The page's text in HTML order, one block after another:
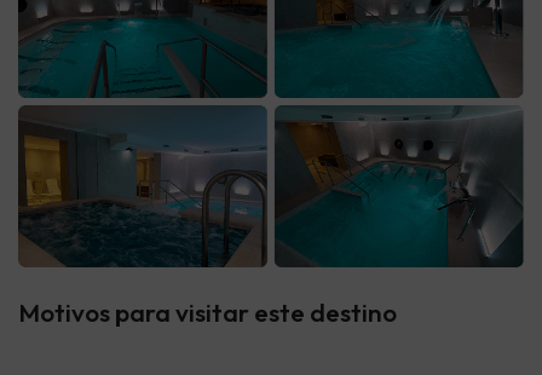
Motivos para visitar este destino